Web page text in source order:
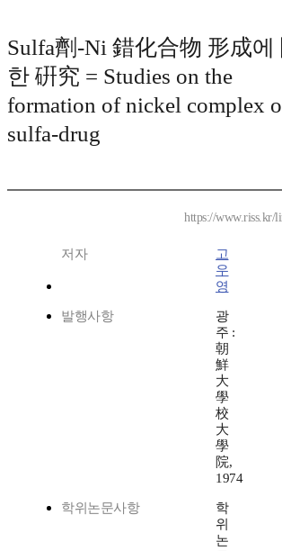
Sulfa劑-Ni 錯化合物 形成에
한 硏究 = Studies on the
formation of nickel complex
sulfa-drug
https://www.riss.kr/
저자
고
우
영
발행사항
광
주 :
朝
鮮
大
學
校
大
學
院,
1974
학위논문사항
학
위
논